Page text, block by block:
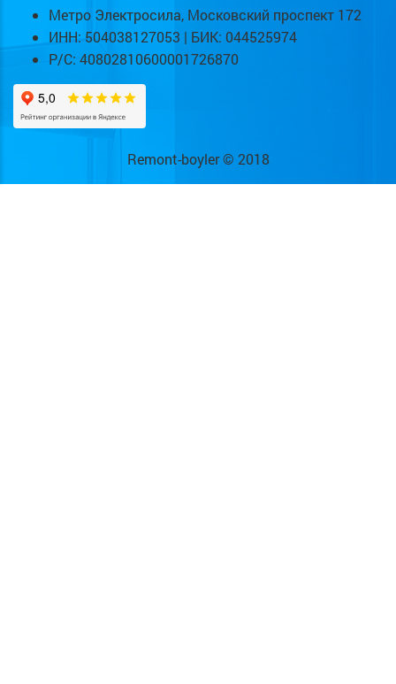
Метро Электросила, Московский проспект 172
ИНН: 504038127053 | БИК: 044525974
Р/С: 40802810600001726870
Remont-boyler © 2018